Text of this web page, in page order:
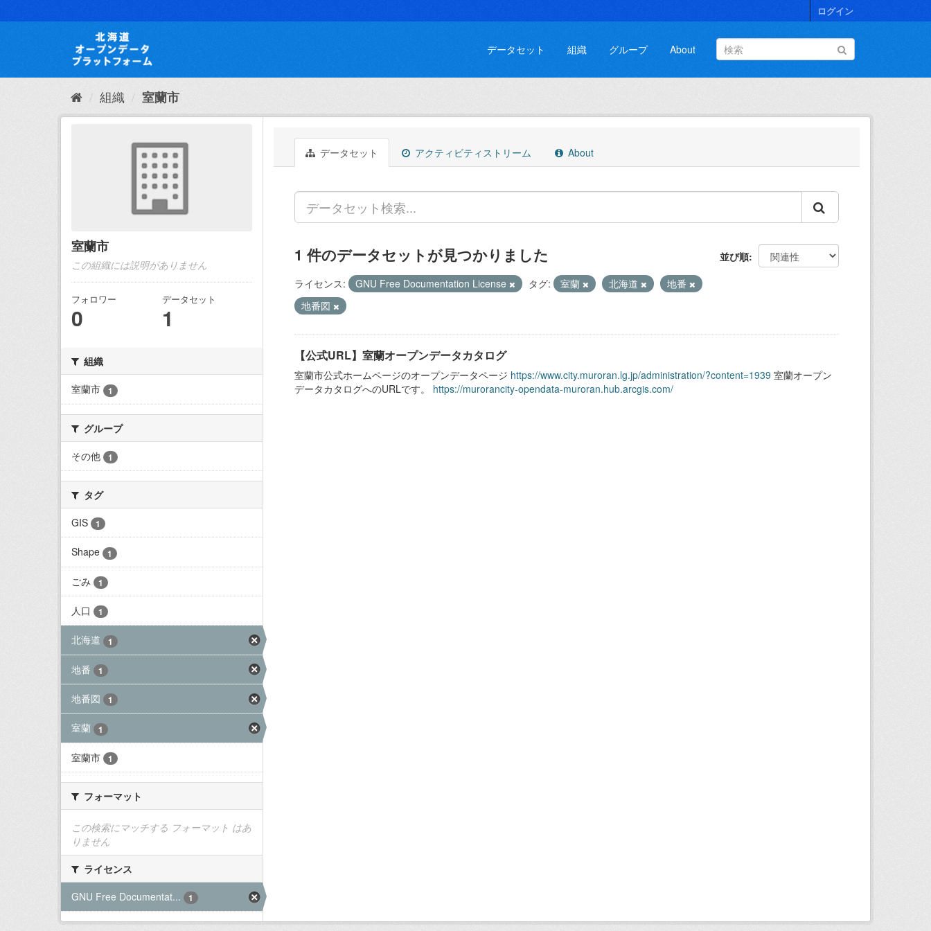
キ
て
ログイン
データセット 組織 グループ About
組織 室蘭市
室蘭市
この組織には説明がありません
フォロワー
0
データセット
1
組織
室蘭市
1
グループ
その他
1
タグ
GIS
1
Shape 1
ごみ 1
人口 1
北海道 1
地番 1
地番図 1
室蘭 1
室蘭市 1
フォーマット
この検索にマッチする フォーマット はあ
りません
ライセンス
GNU Free Documentat...
1
データセット アクティビティストリーム About
並び順
1 件のデータセットが見つかりました
ライセンス: GNU Free Documentation License タグ: 室蘭 北海道
地番
地番図
【公式URL】室蘭オープンデータカタログ
室蘭市公式ホームページのオープンデータページ https://www.city.muroran.lg.jp/administration/?content=1939 室蘭オープン
データカタログへのURLです。 https://murorancity-opendata-muroran.hub.arcgis.com/